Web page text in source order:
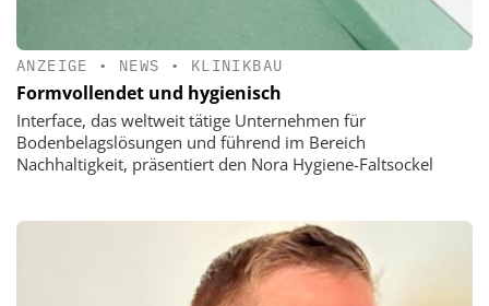
ANZEIGE • NEWS • KLINIKBAU
Formvollendet und hygienisch
Interface, das weltweit tätige Unternehmen für
Bodenbelagslösungen und führend im Bereich
Nachhaltigkeit, präsentiert den Nora Hygiene-Faltsockel